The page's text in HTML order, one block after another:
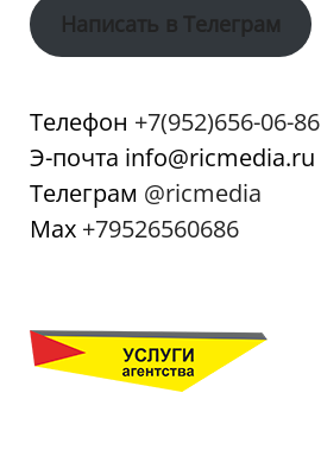
Написать в Телеграм
Телефон +7(952)656-06-86
Э-почта info@ricmedia.ru
Телеграм @ricmedia
Мах +79526560686